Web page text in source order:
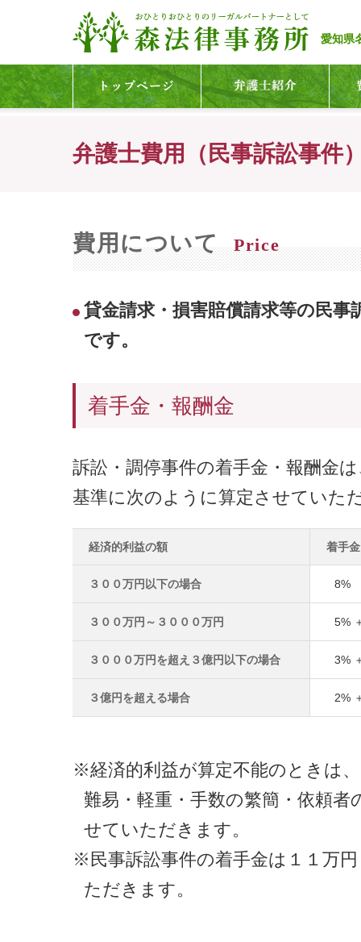
愛知県
弁護士費用（民事訴訟事件
費用について Price
貸金請求・損害賠償請求等の民
です。
着手金・報酬金
訴訟・調停事件の着手金・報酬金
基準に次のように算定させていた
経済的利益の額 着手金
３００万円以下の場合 8%
３００万円～３０００万円 5%
３０００万円を超え３億円以下の場合 3%
３億円を超える場合 2%
※経済的利益が算定不能のときは
難易・軽重・手数の繁簡・依頼
せていただきます。
※民事訴訟事件の着手金は１１万
ただきます。